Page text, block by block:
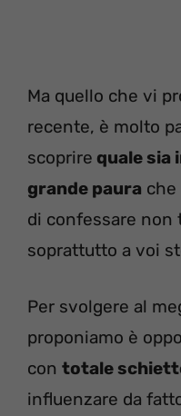
Ma quello che vi
recente, è molto
scoprire quale sia
grande paura che
di confessare non
soprattutto a voi
Per svolgere al
proponiamo è
con totale
influenzare da